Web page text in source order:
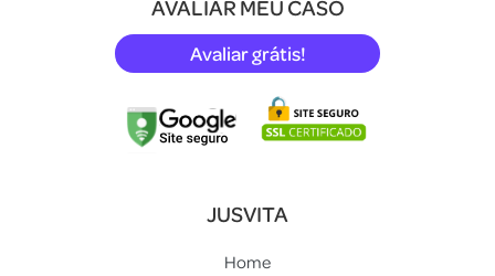
AVALIAR MEU CASO
Avaliar grátis!
JUSVITA
Home